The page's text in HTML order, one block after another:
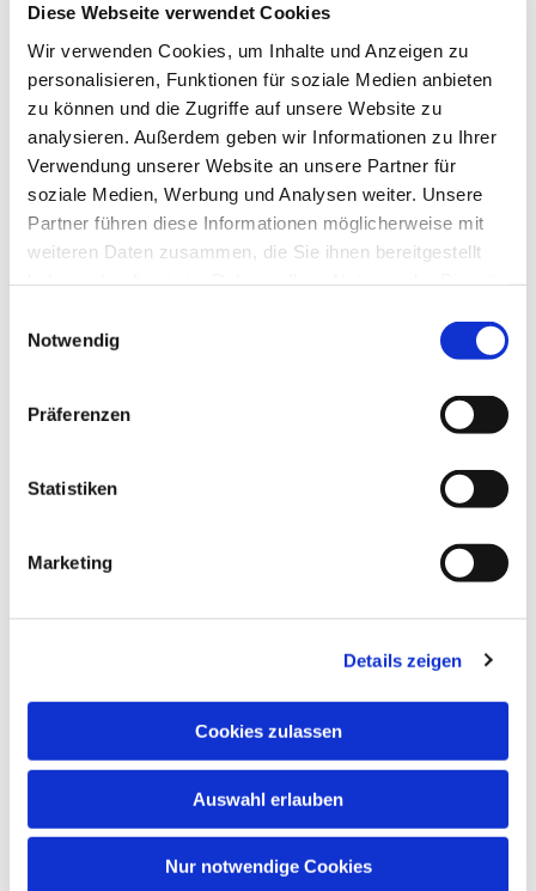
Diese Webseite verwendet Cookies
Wir verwenden Cookies, um Inhalte und Anzeigen zu
personalisieren, Funktionen für soziale Medien anbieten
zu können und die Zugriffe auf unsere Website zu
analysieren. Außerdem geben wir Informationen zu Ihrer
Verwendung unserer Website an unsere Partner für
soziale Medien, Werbung und Analysen weiter. Unsere
Partner führen diese Informationen möglicherweise mit
weiteren Daten zusammen, die Sie ihnen bereitgestellt
Notwendig
Präferenzen
Statistiken
Marketing
Details zeigen
Cookies zulassen
Auswahl erlauben
Nur notwendige Cookies
interessieren
Pfarrei St. Martin
Veranstaltungen & Angebote